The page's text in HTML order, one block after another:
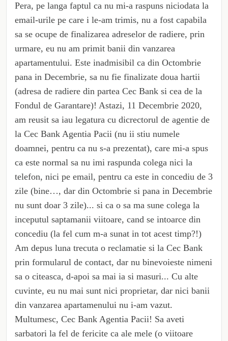
Pera, pe langa faptul ca nu mi-a raspuns niciodata la
email-urile pe care i le-am trimis, nu a fost capabila
sa se ocupe de finalizarea adreselor de radiere, prin
urmare, eu nu am primit banii din vanzarea
apartamentului. Este inadmisibil ca din Octombrie
pana in Decembrie, sa nu fie finalizate doua hartii
(adresa de radiere din partea Cec Bank si cea de la
Fondul de Garantare)! Astazi, 11 Decembrie 2020,
am reusit sa iau legatura cu dicrectorul de agentie de
la Cec Bank Agentia Pacii (nu ii stiu numele
doamnei, pentru ca nu s-a prezentat), care mi-a spus
ca este normal sa nu imi raspunda colega nici la
telefon, nici pe email, pentru ca este in concediu de 3
zile (bine…, dar din Octombrie si pana in Decembrie
nu sunt doar 3 zile)... si ca o sa ma sune colega la
inceputul saptamanii viitoare, cand se intoarce din
concediu (la fel cum m-a sunat in tot acest timp?!)
Am depus luna trecuta o reclamatie si la Cec Bank
prin formularul de contact, dar nu binevoieste nimeni
sa o citeasca, d-apoi sa mai ia si masuri... Cu alte
cuvinte, eu nu mai sunt nici proprietar, dar nici banii
din vanzarea apartamenului nu i-am vazut.
Multumesc, Cec Bank Agentia Pacii! Sa aveti
sarbatori la fel de fericite ca ale mele (o viitoare